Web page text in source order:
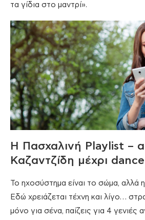
τα γίδια στο μαντρί».
Η Πασχαλινή Playlist –
Καζαντζίδη μέχρι
Το ηχοσύστημα είναι το σώμα, αλλά
Εδώ χρειάζεται τέχνη και λίγο…
μόνο για σένα, παίζεις για 4 γενιές